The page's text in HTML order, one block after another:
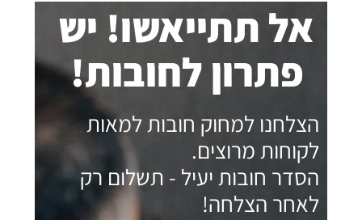
אל תתייאשו! יש
פתרון לחובות!
הצלחנו למחוק חובות למאות
לקוחות מרוצים.
הסדר חובות יעיל - תשלום רק
לאחר הצלחה!